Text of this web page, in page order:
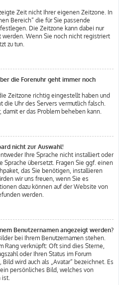
Zeit nicht Ihrer eigenen Zeitzone. In
Bereich“ die für Sie passende
Die Zeitzone kann dabei nur
Wenn Sie noch nicht registriert
zu tun.
die Forenuhr geht immer noch
Zeitzone richtig eingestellt haben und
Uhr des Servers vermutlich falsch.
er das Problem beheben kann.
nicht zur Auswahl!
Ihre Sprache nicht installiert oder
Sprache übersetzt. Fragen Sie ggf. einen
das Sie benötigen, installieren
wir uns freuen, wenn Sie es
dazu können auf der Website von
werden.
Benutzernamen angezeigt werden?
bei Ihrem Benutzernamen stehen.
Rang verknüpft: Oft sind dies Sterne,
oder Ihren Status im Forum
wird auch als „Avatar“ bezeichnet. Es
persönliches Bild, welches von
ist.